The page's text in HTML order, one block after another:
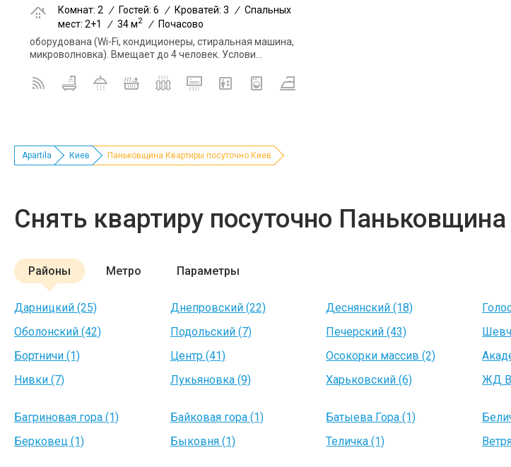
Комнат: 2
/ Гостей: 6 / Кроватей: 3 / Спальных
мест: 2+1
/ 34 м2 /
Почасово
оборудована (Wi-Fi, кондиционеры, стиральная машина,
микроволновка). Вмещает до 4 человек. Услови...
Apartila Киев Паньковщина Квартиры посуточно Киев
Снять квартиру посуточно
Районы Метро Параметры
Дарницкий (25) Днепровский (22) Деснянский (18)
Оболонский (42)
Подольский (7) Печерский (43)
Бортничи (1)
Центр (41) Осокорки массив (2)
Нивки (7)
Лукьяновка (9) Харьковский (6) ЖД
Багриновая гора (1)
Байковая гора (1) Батыева Гора (1)
Берковец (1)
Быковня (1) Теличка (1)